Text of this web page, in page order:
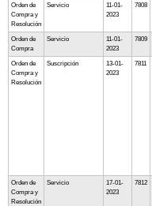
Orden de
Compra y
Resolución
Servicio
11-01-
2023
7808
Orden de
Compra
Servicio
11-01-
2023
7809
Orden de
Compra y
Resolución
Suscripción
13-01-
2023
7811
Orden de
Compra y
Resolución
Servicio
17-01-
2023
7812